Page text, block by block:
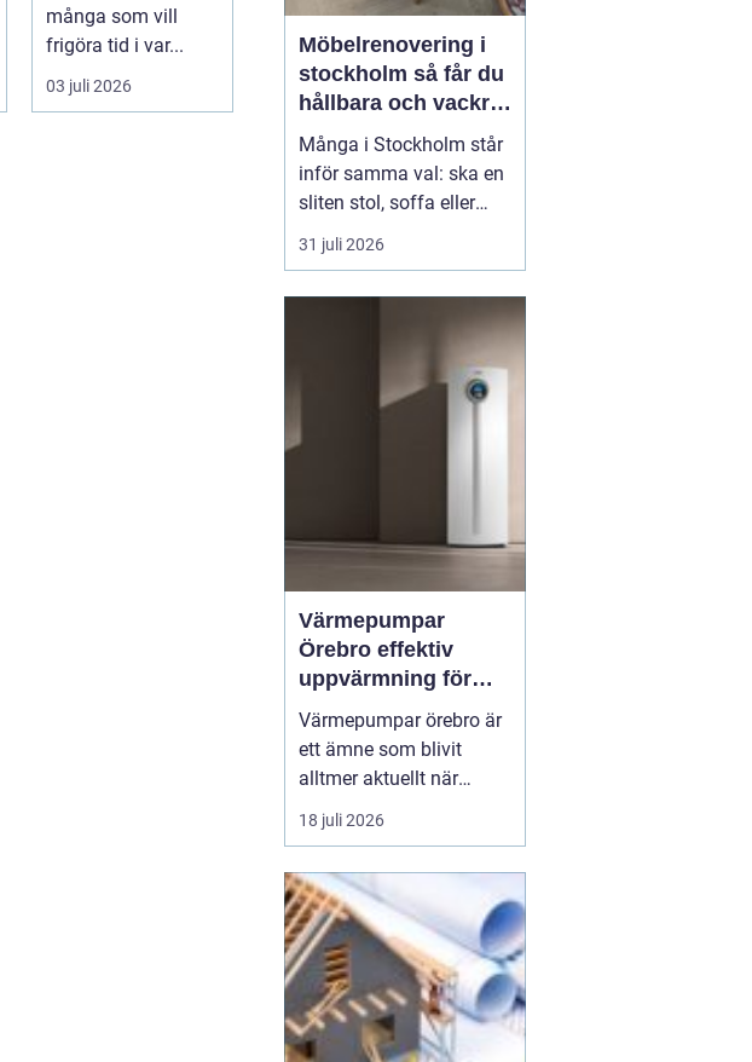
många som vill
frigöra tid i var...
03 juli 2026
Möbelrenovering i
stockholm så får du
hållbara och vackra
möbler
Många i Stockholm står
inför samma val: ska en
sliten stol, soffa eller
fåtölj slängas, säljas
billigt eller renoveras?
möbelrenovering istället
för nyköp. Resultatet blir
ofta både mer personligt,
31 juli 2026
Värmepumpar
Örebro effektiv
uppvärmning för
hus och fastigheter
Värmepumpar örebro är
ett ämne som blivit
alltmer aktuellt när
energipriser stiger och
fler vill sänka sina
samtidigt som
klimatpåverkan minskar.
Många villaägare och
fastighetsägare i
regionen tittar på hur de
kan byta från direktver...
18 juli 2026